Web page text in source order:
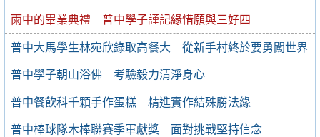
雨中的畢業典禮 普中學子謹記緣惜願與三好四
普中大馬學生林宛欣錄取高餐大 從新手村終於要勇闖世界
普中學子朝山浴佛 考驗毅力清淨身心
普中餐飲科千顆手作蛋糕 精進實作結殊勝法緣
普中棒球隊木棒聯賽季軍獻獎 面對挑戰堅持信念